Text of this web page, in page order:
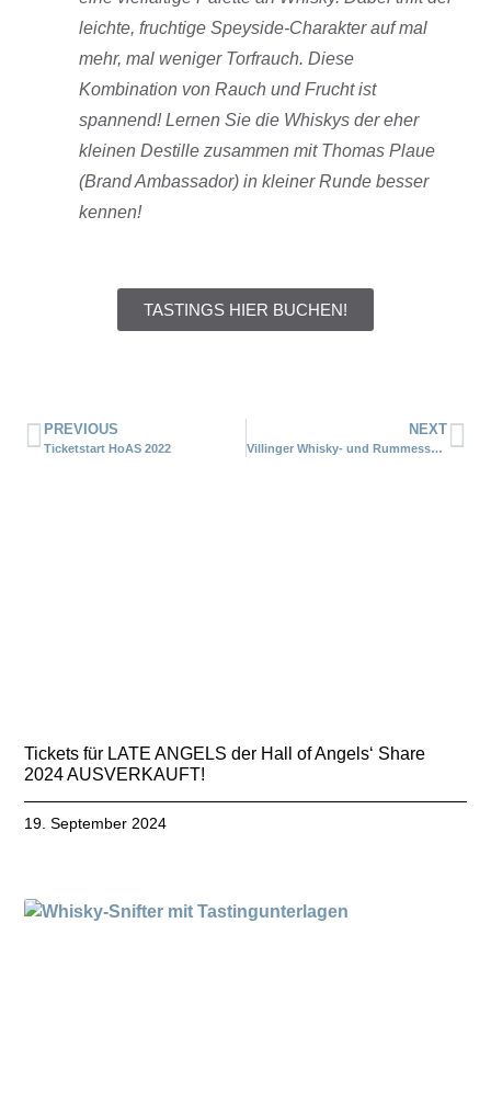
leichte, fruchtige Speyside-Charakter auf mal
mehr, mal weniger Torfrauch. Diese
Kombination von Rauch und Frucht ist
spannend! Lernen Sie die Whiskys der eher
kleinen Destille zusammen mit Thomas Plaue
(Brand Ambassador) in kleiner Runde besser
kennen!
TASTINGS HIER BUCHEN!
PREVIOUS
Ticketstart HoAS 2022
NEXT
Villinger Whisky- und Rummesse 2024: Jetzt messebegleitende Tastings buchen!
Tickets für LATE ANGELS der Hall of Angels‘ Share
2024 AUSVERKAUFT!
19. September 2024